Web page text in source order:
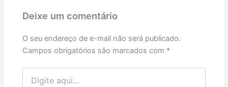
Deixe um comentário
O seu endereço de e-mail não será publicado.
Campos obrigatórios são marcados com *
aqui...